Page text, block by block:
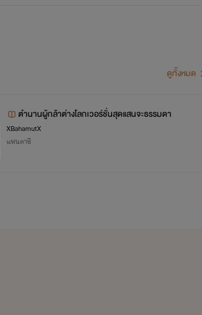
ดูทั้งหมด
ตำนานผู้กล้าต่างโลกเวอร์ชั่นสุดแสนจะธรรมดา
XBahamutX
แฟนตาซี